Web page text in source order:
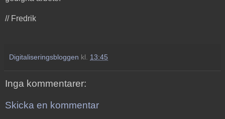
// Fredrik
Digitaliseringsbloggen kl. 13:45
Inga kommentarer:
Skicka en kommentar